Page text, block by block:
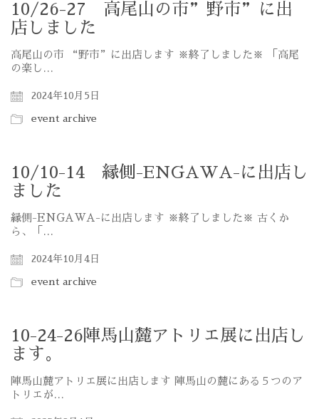
10/26-27 高尾山の市”野市”に出
店しました
高尾山の市 “野市”に出店します ※終了しました※ 「高尾
の楽し…
2024年10月5日
event archive
10/10-14 縁側-ENGAWA-に出店し
ました
縁側-ENGAWA-に出店します ※終了しました※ 古くか
ら、「…
2024年10月4日
event archive
10-24-26陣馬山麓アトリエ展に出店し
ます。
陣馬山麓アトリエ展に出店します 陣馬山の麓にある５つのア
トリエが…